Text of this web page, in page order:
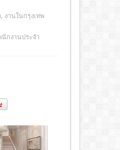
, งานในกรุงเทพ
กงานประจำ